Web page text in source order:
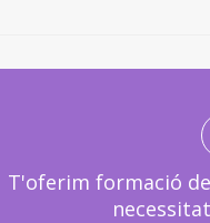
T'oferim formació